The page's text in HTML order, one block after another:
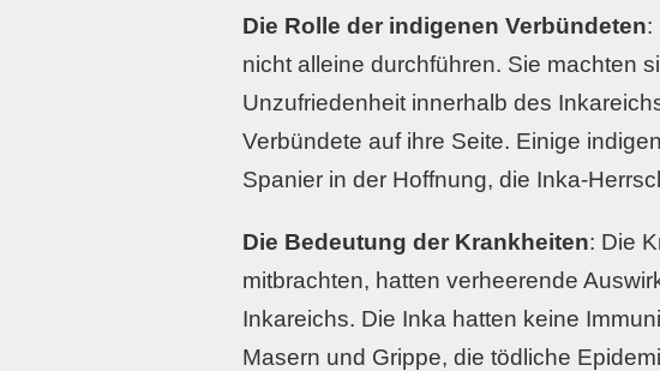
Die Rolle der indigenen Verbündeten:
nicht alleine durchführen. Sie machten
Unzufriedenheit innerhalb des
Verbündete auf ihre Seite. Einige
Spanier in der Hoffnung, die Inka-
Die Bedeutung der Krankheiten: Die
mitbrachten, hatten verheerende
Inkareichs. Die Inka hatten keine
Masern und Grippe, die tödliche